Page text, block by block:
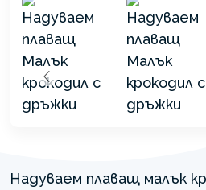
Надуваем плаващ малък